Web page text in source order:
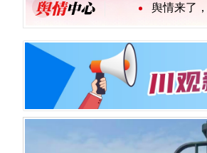
舆情中心
舆情来了，你怎么看 政府工作